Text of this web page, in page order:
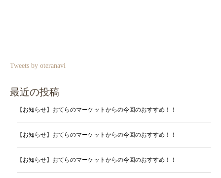
Tweets by oteranavi
最近の投稿
【お知らせ】おてらのマーケットからの今回のおすすめ！！
【お知らせ】おてらのマーケットからの今回のおすすめ！！
【お知らせ】おてらのマーケットからの今回のおすすめ！！